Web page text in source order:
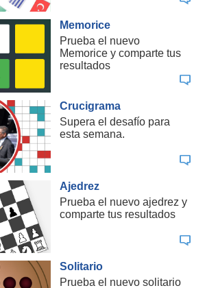
Memorice
Prueba el nuevo
Memorice y comparte tus
resultados
Crucigrama
Supera el desafío para
esta semana.
Ajedrez
Prueba el nuevo ajedrez y
comparte tus resultados
Solitario
Prueba el nuevo solitario